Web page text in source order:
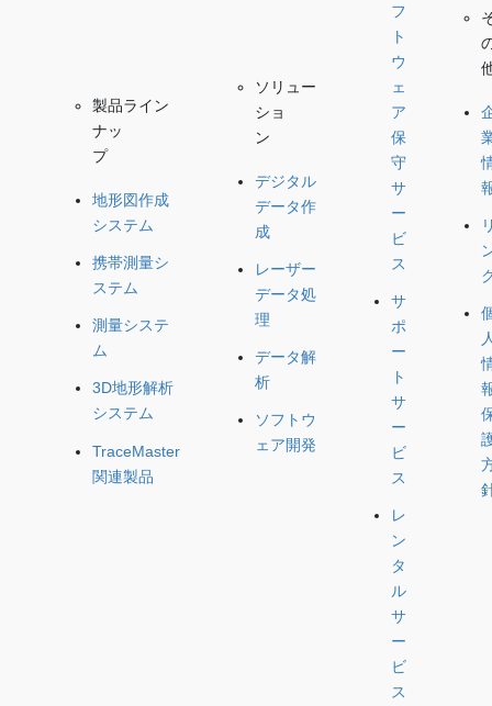
製品ライン
ナッ
プ
地形図作成
システム
携帯測量シ
ステム
測量システ
ム
3D地形解析
システム
TraceMaster
関連製品
ソリュー
ショ
ン
デジタル
データ作
成
レーザー
データ処
理
データ解
析
ソフトウ
ェア開発
フ
ト
ウ
ェ
ア
保
守
サ
ー
ビ
ス
サ
ポ
ー
ト
サ
ー
ビ
ス
レ
ン
タ
ル
サ
ー
ビ
ス